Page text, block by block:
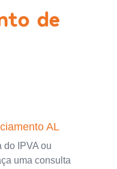
de
AL
do IPVA ou
uma consulta